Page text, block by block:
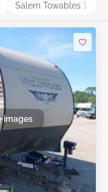
Salem Towables 1
images